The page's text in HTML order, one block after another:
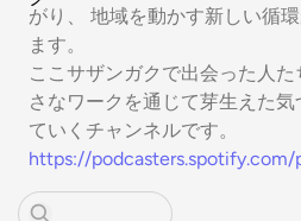
がり、 地域を動かす新しい循
ます。
ここサザンガクで出会った人
さなワークを通じて芽生えた
ていくチャンネルです。
https://